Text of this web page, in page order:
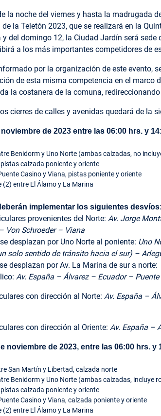
la noche del viernes y hasta la madrugada
la Teletón 2023, que se realizará en la
del domingo 12, la Ciudad Jardín será
a los más importantes competidores de
por la organización de este evento,
de esta misma competencia en el
la costanera de la comuna,
cierres de calles y avenidas quedará de la
de 2023 entre las 06:00 hrs. y
Benidorm y Uno Norte (ambas calzadas, no
calzada poniente y oriente
Casino y Viana, pistas poniente y oriente
entre El Álamo y La Marina
implementar los siguientes desvíos:
provenientes del Norte: Av. Jorge
Von Schroeder – Viana
desplazan por Uno Norte al poniente: Uno
solo sentido de tránsito hacia el sur) –
desplazan por Av. La Marina de sur a norte:
Av. España – Álvarez – Ecuador –
con dirección al Norte: Av. España –
con dirección al Oriente: Av. España –
noviembre de 2023, entre las 06:00 hrs. y
San Martín y Libertad, calzada norte
Benidorm y Uno Norte (ambas calzadas, incluye
calzada poniente y oriente
Casino y Viana, calzada poniente y oriente
entre El Álamo y La Marina